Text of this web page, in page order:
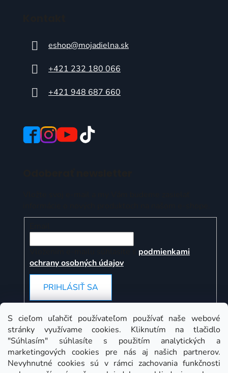
S cieľom uľahčiť používateľom používať naše webové
stránky využívame cookies. Kliknutím na tlačidlo
"Súhlasím" súhlasíte s použitím analytických a
marketingových cookies pre nás aj našich partnerov.
Nevyhnutné cookies sú v rámci zachovania funkčnosti
eshop@mojadielna.sk
+421 232 180 066
+421 948 687 660
podmienkami
ochrany osobných údajov
PRIHLÁSIŤ SA
Instagram